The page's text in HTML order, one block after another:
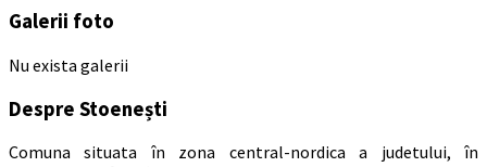
Galerii foto
Nu exista galerii
Despre Stoenești
Comuna situata în zona central-nordica a judetului, în